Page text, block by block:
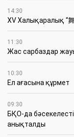
14:30
XV Халықаралық “
11:30
Жас сарбаздар
10:30
Ел ағасына құрмет
09:30
БҚО-да
анықталды